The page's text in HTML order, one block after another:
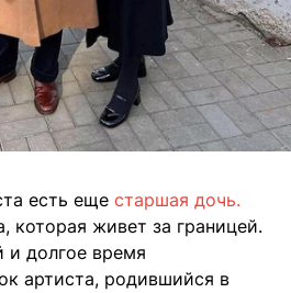
есть еще старшая дочь.
которая живет за границей.
долгое время
артиста, родившийся в